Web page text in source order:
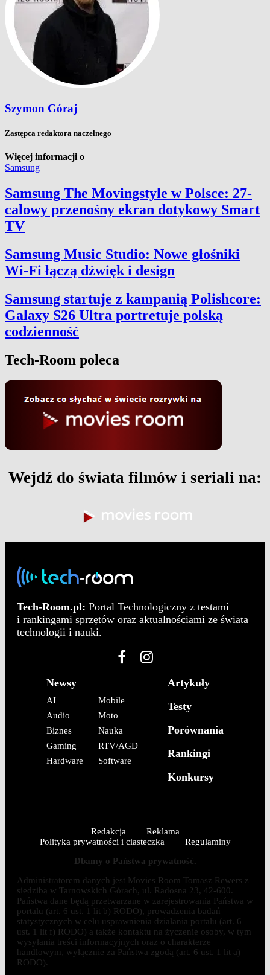
Szymon Góraj
Zastępca redaktora naczelnego
Więcej informacji o
Samsung
Samsung The Movingstyle w Polsce: 27-
calowy przenośny ekran dotykowy Smart
TV
Samsung Music Studio: Nowe głośniki
Wi-Fi łączą dźwięk i design
Samsung startuje z kampanią Polishcore:
Galaxy S26 Ultra portretuje polską
codzienność
Tech-Room poleca
Wejdź do świata filmów i seriali na:
Tech-Room.pl: Portal Technologiczny z testami
i rankingami sprzętów oraz aktualnościami ze świata
technologii i nauki.
Newsy
AI
Audio
Biznes
Gaming
Hardware
Mobile
Moto
Nauka
RTV/AGD
Software
Artykuły
Testy
Porównania
Rankingi
Konkursy
Redakcja
Reklama
Polityka prywatności i ciasteczka
Regulaminy
Dbamy o Państwa prywatność.
Administratorem danych jest Movies Room Tomasz Rewers z
siedzibą w Tarnowskich Górach, ul. Radosna 23, 42-600.
Państwa dane będą przetwarzane w zarejestrowania Państwa w
portalu (art. 6 ust. 1 lit b) RODO), prowadzenia badań
statystycznych w celu usprawnienia działania portalu (art. 6
ust. 1 lit f) RODO) a także kontaktu na życzenie osoby, w tym
wysyłania treści informacyjnych oraz o charakterze
handlowym, wyłącznie za Państwa zgodą (art. 6 ust. 1 lit a)
RODO).